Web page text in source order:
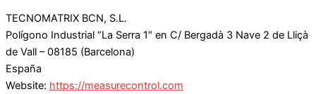
TECNOMATRIX BCN, S.L.
Polígono Industrial “La Serra 1″ en C/ Bergadà 3 Nave 2 de Lliçà
de Vall – 08185 (Barcelona)
España
Website: https://measurecontrol.com